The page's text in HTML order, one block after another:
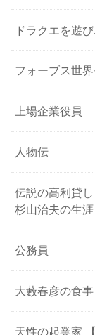
ドラクエを遊
フォーブス世
上場企業役員
人物伝
伝説の高利貸
杉山治夫の生涯
公務員
大藪春彦の食事
天性の起業家